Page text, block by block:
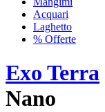
Acquari
Laghetto
% Offerte
Exo Terra
Nano